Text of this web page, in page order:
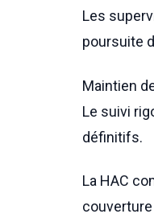
Les
poursuite
Maintien
Le suivi
définitifs.
La HAC